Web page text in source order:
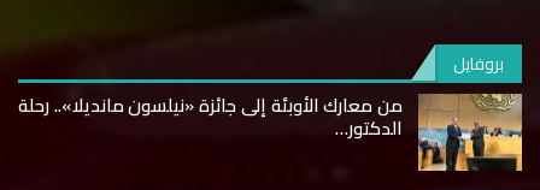
بروفايل
من معارك الأوبئة إلى جائزة «نيلسون مانديلا».. رحلة
الدكتور…